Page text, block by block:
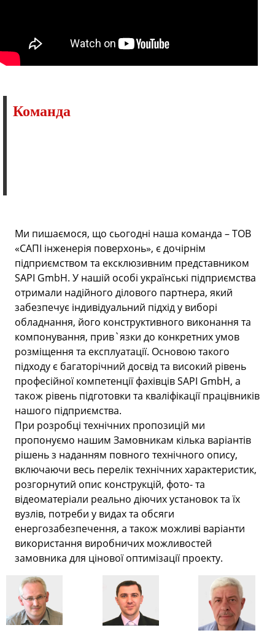
Команда
Ми пишаємося, що сьогодні наша команда – ТОВ
«САПІ інженерія поверхонь», є дочірнім
підприємством та ексклюзивним представником
SAPI GmbH. У нашій особі українські підприємства
отримали надійного ділового партнера, який
забезпечує індивідуальний підхід у виборі
обладнання, його конструктивного виконання та
компонування, прив`язки до конкретних умов
розміщення та експлуатації. Основою такого
підходу є багаторічний досвід та високий рівень
професійної компетенції фахівців SAPI GmbH, а
також рівень підготовки та кваліфікації працівників
нашого підприємства.
При розробці технічних пропозицій ми
пропонуємо нашим Замовникам кілька варіантів
рішень з наданням повного технічного опису,
включаючи весь перелік технічних характеристик,
розгорнутий опис конструкцій, фото- та
відеоматеріали реально діючих установок та їх
вузлів, потреби у видах та обсяги
енергозабезпечення, а також можливі варіанти
використання виробничих можливостей
замовника для цінової оптимізації проекту.